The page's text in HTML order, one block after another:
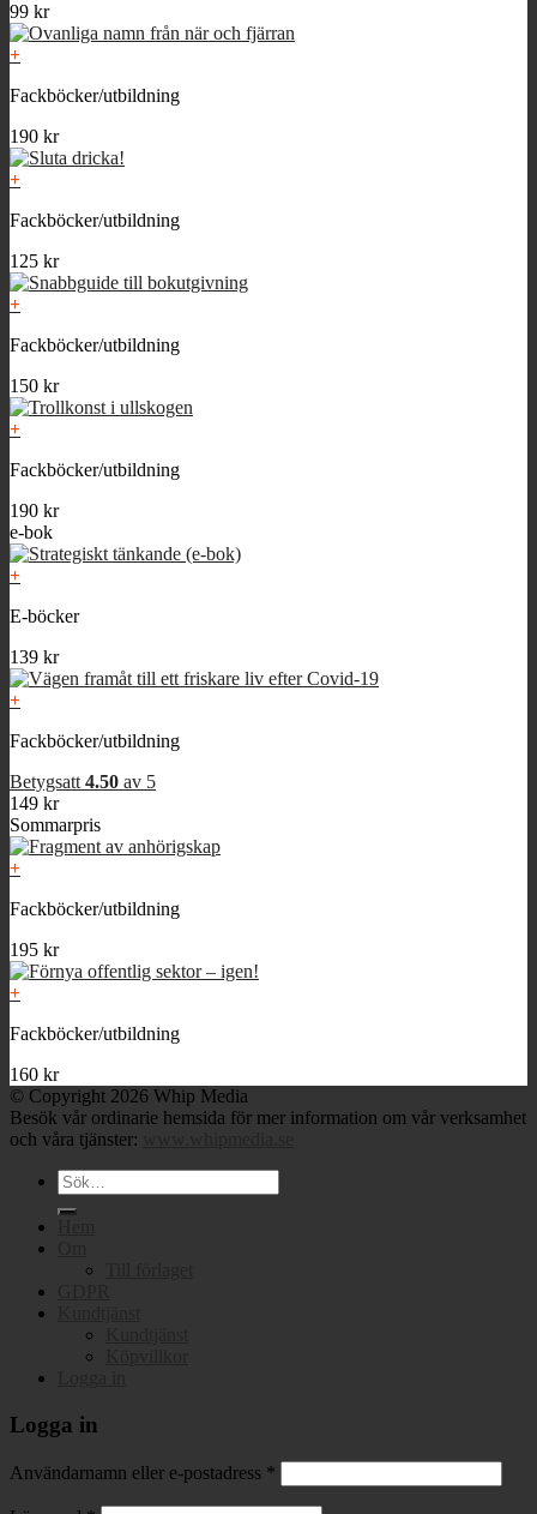
99 kr
+
Fackböcker/utbildning
190 kr
+
Fackböcker/utbildning
125 kr
+
Fackböcker/utbildning
150 kr
+
Fackböcker/utbildning
190 kr
e-bok
+
E-böcker
139 kr
+
Fackböcker/utbildning
Betygsatt 4.50 av 5
149 kr
Sommarpris
+
Fackböcker/utbildning
195 kr
+
Fackböcker/utbildning
160 kr
© Copyright 2026 Whip Media
Besök vår ordinarie hemsida för mer information om vår verksamhet
och våra tjänster:
Sök
efter:
Logga in
Användarnamn eller e-postadress *